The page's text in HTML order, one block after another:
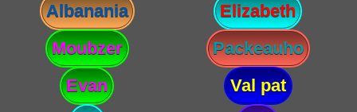
Albanania
Elizabeth
Moubzer
Packeauho
Evan
Val pat